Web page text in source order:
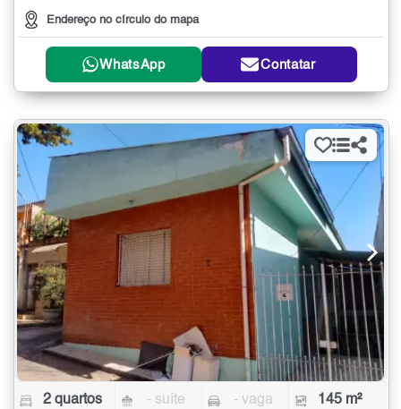
Endereço no círculo do mapa
WhatsApp Contatar
2 quartos - suíte - vaga 145 m²